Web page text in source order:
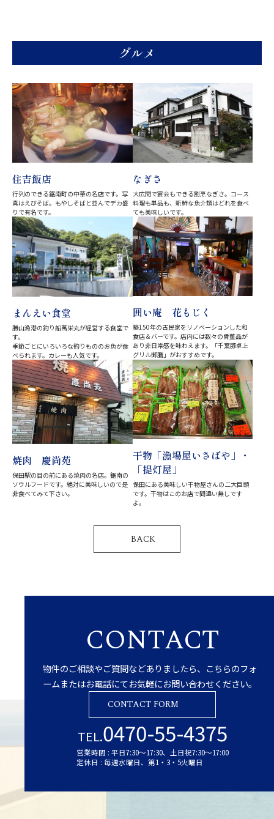
グルメ
住吉飯店
行列のできる鋸南町の中華の名店です。写
真はえびそば。もやしそばと並んでデカ盛
りで有名です。
なぎさ
大広間で宴会もできる割烹なぎさ。コース
料理も単品も、新鮮な魚介類はどれを食べ
ても美味しいです。
まんえい食堂
勝山漁港の釣り船萬栄丸が経営する食堂で
す。
季節ごとにいろいろな釣りもののお魚が食
べられます。カレーも人気です。
囲い庵 花もじく
築150年の古民家をリノベーションした和
食店＆バーです。店内には数々の骨董品が
あり非日常感を味わえます。「千葉豚卓上
グリル御膳」がおすすめです。
焼肉 慶尚苑
保田駅の目の前にある焼肉の名店。鋸南の
ソウルフードです。絶対に美味しいので是
非食べてみて下さい。
干物「漁場屋いさばや」・
「提灯屋」
保田にある美味しい干物屋さんの二大巨頭
です。干物はこのお店で間違い無しです
よ。
BACK
CONTACT
CONTACT FORM
物件のご相談やご質問などありましたら、こちらのフォ
ームまたはお電話にてお気軽にお問い合わせください。
TEL.0470-55-4375
営業時間 : 平日7:30～17:30、土日祝7:30～17:00
定休日 : 毎週水曜日、第1・3・5火曜日